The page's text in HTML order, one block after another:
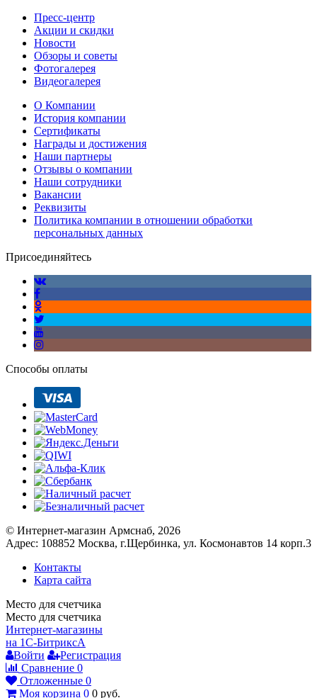
Пресс-центр
Акции и скидки
Новости
Обзоры и советы
Фотогалерея
Видеогалерея
О Компании
История компании
Сертификаты
Награды и достижения
Наши партнеры
Отзывы о компании
Наши сотрудники
Вакансии
Реквизиты
Политика компании в отношении обработки
персональных данных
Присоединяйтесь
Способы оплаты
© Интернет-магазин Армснаб, 2026
Адрес: 108852 Москва, г.Щербинка, ул. Космонавтов 14 корп.3
Контакты
Карта сайта
Место для счетчика
Место для счетчика
Интернет-магазины
на 1С-БитриксA
Войти
Регистрация
Сравнение 0
Отложенные 0
Моя корзина 0 0 руб.